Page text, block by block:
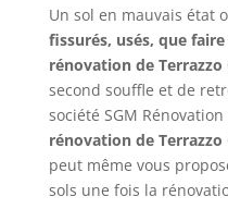
Un sol en mauvais état
fissurés, usés, que faire
rénovation de Terrazzo
second souffle et de
société SGM
rénovation de
peut même vous
sols une fois la